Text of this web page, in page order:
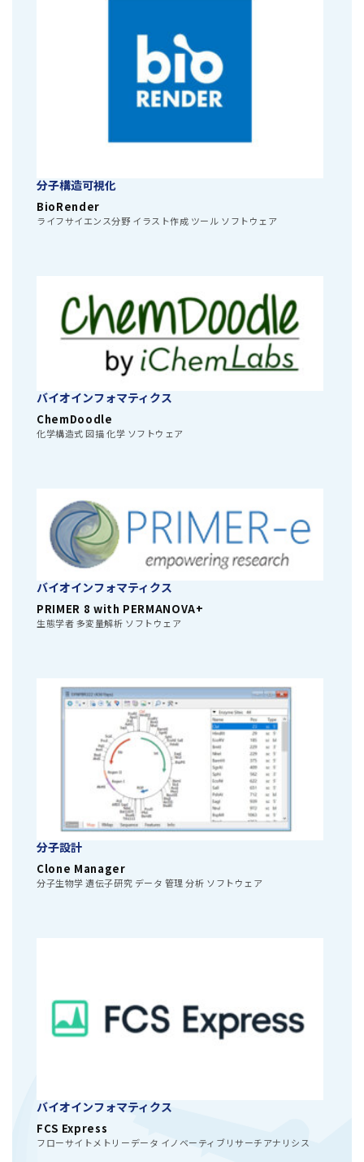
分子構造可視化
BioRender
ライフサイエンス分野 イラスト作成 ツール ソフトウェア
バイオインフォマティクス
ChemDoodle
化学構造式 図描 化学 ソフトウェア
バイオインフォマティクス
PRIMER 8 with PERMANOVA+
生態学者 多変量解析 ソフトウェア
分子設計
Clone Manager
分子生物学 遺伝子研究 データ 管理 分析 ソフトウェア
バイオインフォマティクス
FCS Express
フローサイトメトリーデータ イノベーティブリサーチアナリシス